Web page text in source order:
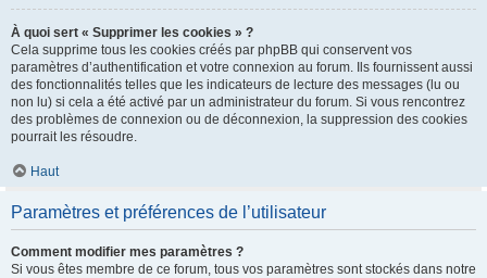
À quoi sert « Supprimer les cookies » ?
Cela supprime tous les cookies créés par phpBB qui conservent vos
paramètres d’authentification et votre connexion au forum. Ils fournissent aussi
des fonctionnalités telles que les indicateurs de lecture des messages (lu ou
non lu) si cela a été activé par un administrateur du forum. Si vous rencontrez
des problèmes de connexion ou de déconnexion, la suppression des cookies
pourrait les résoudre.
Haut
Paramètres et préférences de l’utilisateur
Comment modifier mes paramètres ?
Si vous êtes membre de ce forum, tous vos paramètres sont stockés dans notre